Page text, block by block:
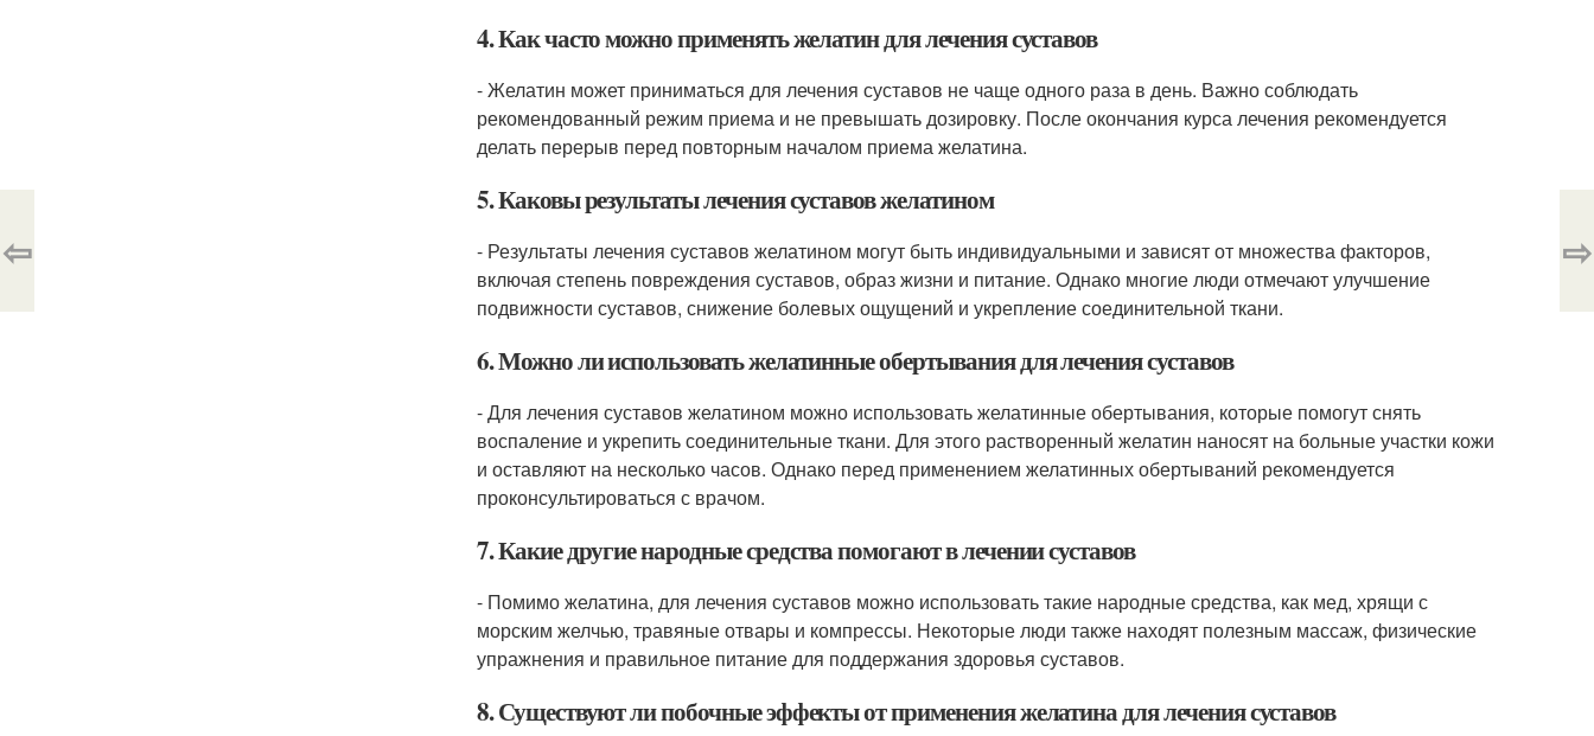
4. Как часто можно применять желатин для лечения суставов
- Желатин может приниматься для лечения суставов не чаще одного раза в день. Важно соблюдать
рекомендованный режим приема и не превышать дозировку. После окончания курса лечения рекомендуется
делать перерыв перед повторным началом приема желатина.
5. Каковы результаты лечения суставов желатином
- Результаты лечения суставов желатином могут быть индивидуальными и зависят от множества факторов,
включая степень повреждения суставов, образ жизни и питание. Однако многие люди отмечают улучшение
подвижности суставов, снижение болевых ощущений и укрепление соединительной ткани.
6. Можно ли использовать желатинные обертывания для лечения суставов
- Для лечения суставов желатином можно использовать желатинные обертывания, которые помогут снять
воспаление и укрепить соединительные ткани. Для этого растворенный желатин наносят на больные участки кожи
и оставляют на несколько часов. Однако перед применением желатинных обертываний рекомендуется
проконсультироваться с врачом.
7. Какие другие народные средства помогают в лечении суставов
- Помимо желатина, для лечения суставов можно использовать такие народные средства, как мед, хрящи с
морским желчью, травяные отвары и компрессы. Некоторые люди также находят полезным массаж, физические
упражнения и правильное питание для поддержания здоровья суставов.
8. Существуют ли побочные эффекты от применения желатина для лечения суставов
⇦ ⇨